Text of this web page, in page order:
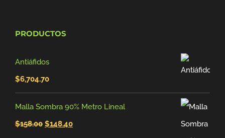
PRODUCTOS
Antiáfidos
$6,704.70
Malla Sombra 90% Metro Lineal
$158.00 El
$148.40El